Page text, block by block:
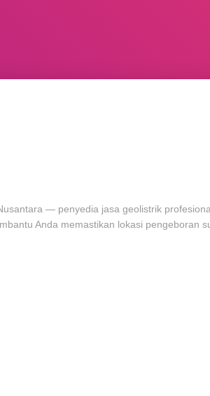
— penyedia jasa geolistrik
Anda memastikan lokasi pengeboran